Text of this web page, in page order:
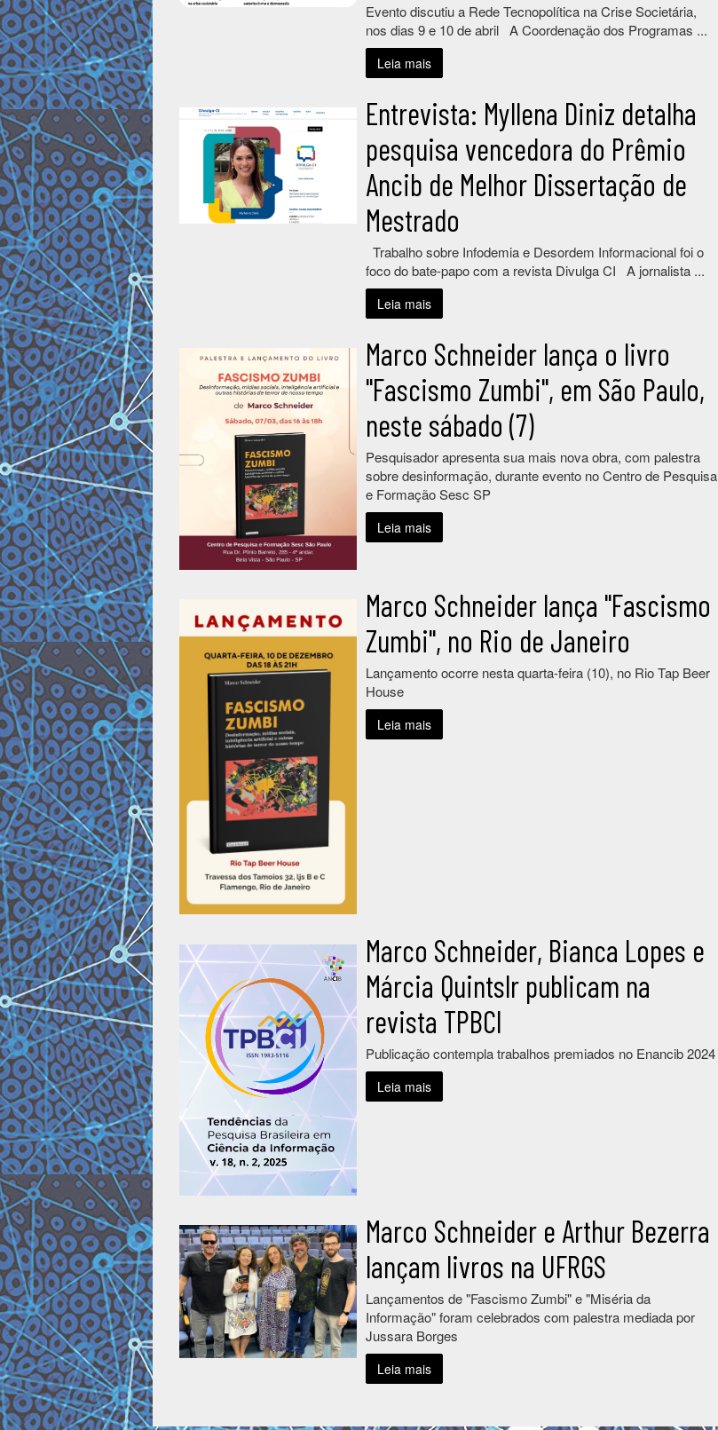
Evento discutiu a Rede Tecnopolítica na Crise Societária,
nos dias 9 e 10 de abril A Coordenação dos Programas ...
Leia mais
Entrevista: Myllena Diniz detalha
pesquisa vencedora do Prêmio
Ancib de Melhor Dissertação de
Mestrado
Trabalho sobre Infodemia e Desordem Informacional foi o
foco do bate-papo com a revista Divulga CI A jornalista ...
Leia mais
Marco Schneider lança o livro
"Fascismo Zumbi", em São Paulo,
neste sábado (7)
Pesquisador apresenta sua mais nova obra, com palestra
sobre desinformação, durante evento no Centro de Pesquisa
e Formação Sesc SP
Leia mais
Marco Schneider lança "Fascismo
Zumbi", no Rio de Janeiro
Lançamento ocorre nesta quarta-feira (10), no Rio Tap Beer
House
Leia mais
Marco Schneider, Bianca Lopes e
Márcia Quintslr publicam na
revista TPBCI
Publicação contempla trabalhos premiados no Enancib 2024
Leia mais
Marco Schneider e Arthur Bezerra
lançam livros na UFRGS
Lançamentos de "Fascismo Zumbi" e "Miséria da
Informação" foram celebrados com palestra mediada por
Jussara Borges
Leia mais